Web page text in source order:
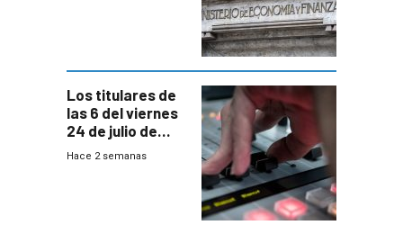
Los titulares de
las 6 del viernes
24 de julio de
2026
Hace 2 semanas